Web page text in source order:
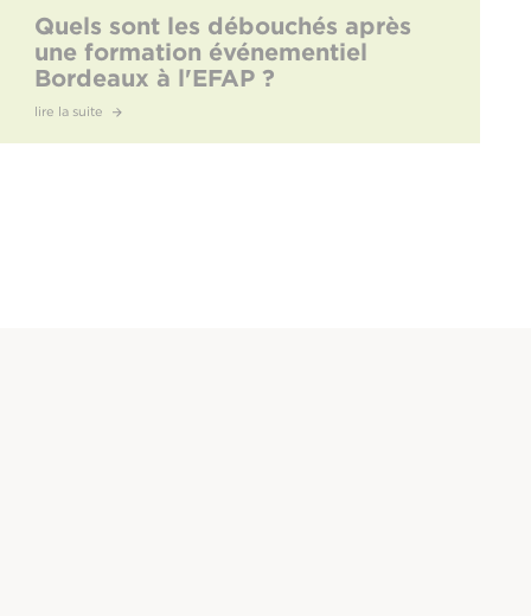
Quels sont les débouchés après
une formation événementiel
Bordeaux à l'EFAP ?
lire la suite